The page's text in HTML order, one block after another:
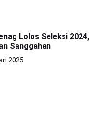
Lolos Seleksi 2024,
Sanggahan
2025